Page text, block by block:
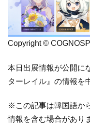
Copyright ©
本日出展情報が公開に
ターレイル』の情報を
※この記事は韓国語か
情報を含む場合があり